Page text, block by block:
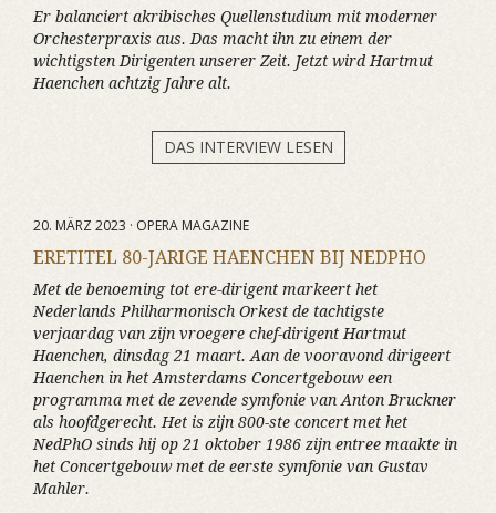
Er balanciert akribisches Quellenstudium mit moderner
Orchesterpraxis aus. Das macht ihn zu einem der
wichtigsten Dirigenten unserer Zeit. Jetzt wird Hartmut
Haenchen achtzig Jahre alt.
DAS INTERVIEW LESEN
20. MÄRZ 2023 · OPERA MAGAZINE
ERETITEL 80-JARIGE HAENCHEN BIJ NEDPHO
Met de benoeming tot ere-dirigent markeert het
Nederlands Philharmonisch Orkest de tachtigste
verjaardag van zijn vroegere chef-dirigent Hartmut
Haenchen, dinsdag 21 maart. Aan de vooravond dirigeert
Haenchen in het Amsterdams Concertgebouw een
programma met de zevende symfonie van Anton Bruckner
als hoofdgerecht. Het is zijn 800-ste concert met het
NedPhO sinds hij op 21 oktober 1986 zijn entree maakte in
het Concertgebouw met de eerste symfonie van Gustav
Mahler.